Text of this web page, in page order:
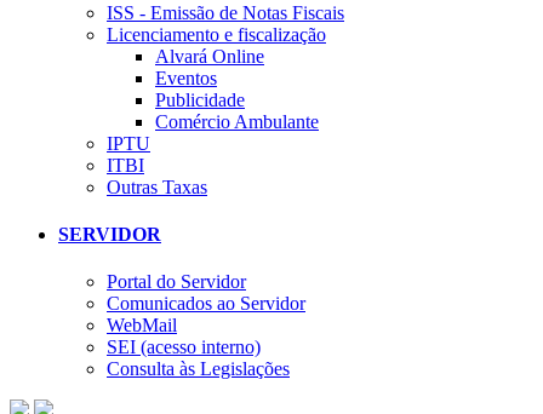
ISS - Emissão de Notas Fiscais
Licenciamento e fiscalização
Alvará Online
Eventos
Publicidade
Comércio Ambulante
IPTU
ITBI
Outras Taxas
SERVIDOR
Portal do Servidor
Comunicados ao Servidor
WebMail
SEI (acesso interno)
Consulta às Legislações